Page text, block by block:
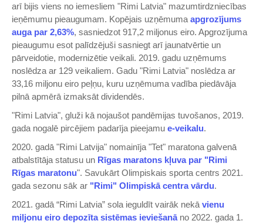
arī bijis viens no iemesliem "Rimi Latvia" mazumtirdzniecības
ieņēmumu pieaugumam. Kopējais uzņēmuma apgrozījums
auga par 2,63%, sasniedzot 917,2 miljonus eiro. Apgrozījuma
pieaugumu esot palīdzējuši sasniegt arī jaunatvērtie un
pārveidotie, modernizētie veikali. 2019. gadu uzņēmums
noslēdza ar 129 veikaliem. Gadu "Rimi Latvia" noslēdza ar
33,16 miljonu eiro peļņu, kuru uzņēmuma vadība piedāvāja
pilnā apmērā izmaksāt dividendēs.
"Rimi Latvia", gluži kā nojaušot pandēmijas tuvošanos, 2019.
gada nogalē pircējiem padarīja pieejamu e-veikalu.
2020. gadā "Rimi Latvija" nomainīja "Tet" maratona galvenā
atbalstītāja statusu un Rīgas maratons kļuva par "Rimi
Rīgas maratonu". Savukārt Olimpiskais sporta centrs 2021.
gada sezonu sāk ar "Rimi" Olimpiskā centra vārdu.
2021. gadā “Rimi Latvia” sola ieguldīt vairāk nekā vienu
miljonu eiro depozīta sistēmas ieviešanāno 2022. gada 1.